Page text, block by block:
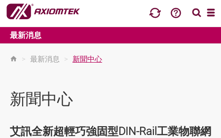
最新消息
> 最新消息 > 新聞中心
新聞中心
艾訊全新超輕巧強固型DIN-Rail工業物聯網